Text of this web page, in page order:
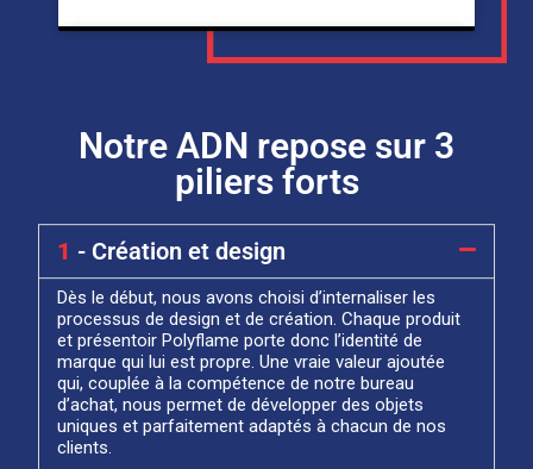
Notre ADN repose sur 3
piliers forts
1 - Création et design
Dès le début, nous avons choisi d’internaliser les
processus de design et de création. Chaque produit
et présentoir Polyflame porte donc l’identité de
marque qui lui est propre. Une vraie valeur ajoutée
qui, couplée à la compétence de notre bureau
d’achat, nous permet de développer des objets
uniques et parfaitement adaptés à chacun de nos
clients.